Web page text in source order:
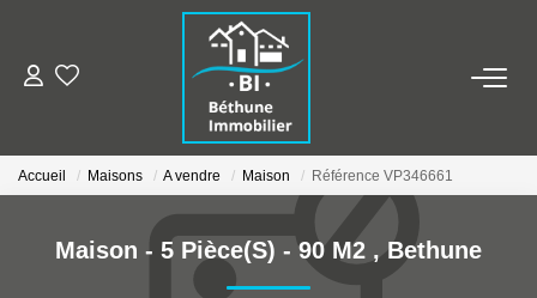
ALERTE MAILS
ESTIMER VOTRE BIEN
NOS AGENCES
Accueil Maisons A vendre Maison Référence VP346661
Maison - 5 Pièce(s) - 90 M2 ,Bethune